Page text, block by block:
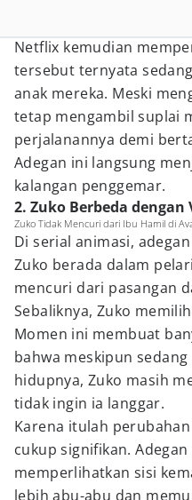
Netflix kemudian
tersebut ternyata
anak mereka. Meski
tetap mengambil suplai
perjalanannya demi
Adegan ini langsung
kalangan penggemar.
2. Zuko Berbeda dengan
Zuko Tidak Mencuri dari Ibu Hamil di
Di serial animasi,
Zuko berada dalam
mencuri dari pasangan
Sebaliknya, Zuko
Momen ini membuat
bahwa meskipun
hidupnya, Zuko masih
tidak ingin ia langgar.
Karena itulah
cukup signifikan.
memperlihatkan sisi
lebih abu-abu dan